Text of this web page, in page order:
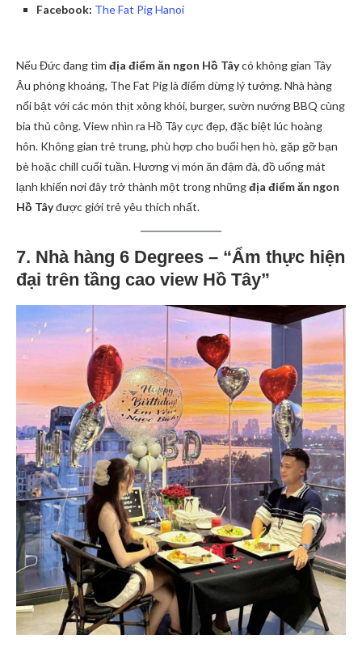
Facebook: The Fat Pig Hanoi
Nếu Đức đang tìm địa điểm ăn ngon Hồ Tâycó không gian Tây
Âu phóng khoáng, The Fat Pig là điểm dừng lý tưởng. Nhà hàng
nổi bật với các món thịt xông khói, burger, sườn nướng BBQ cùng
bia thủ công. View nhìn ra Hồ Tây cực đẹp, đặc biệt lúc hoàng
hôn. Không gian trẻ trung, phù hợp cho buổi hẹn hò, gặp gỡ bạn
bè hoặc chill cuối tuần. Hương vị món ăn đậm đà, đồ uống mát
lạnh khiến nơi đây trở thành một trong nhữngđịa điểm ăn ngon
Hồ Tâyđược giới trẻ yêu thích nhất.
7. Nhà hàng 6 Degrees – “Ẩm thực hiện
đại trên tầng cao view Hồ Tây”